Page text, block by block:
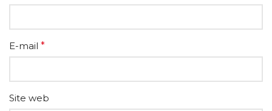
E-mail *
Site web